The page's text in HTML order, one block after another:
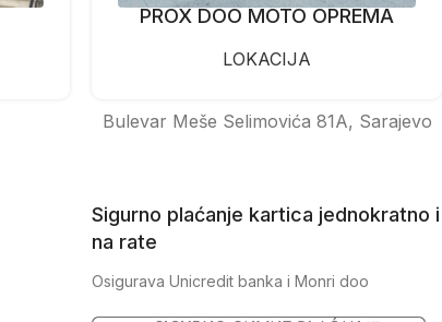
PROX DOO MOTO OPREMA
LOKACIJA
Bulevar Meše Selimovića 81A, Sarajevo
Sigurno plaćanje kartica jednokratno i
na rate
Osigurava Unicredit banka i Monri doo